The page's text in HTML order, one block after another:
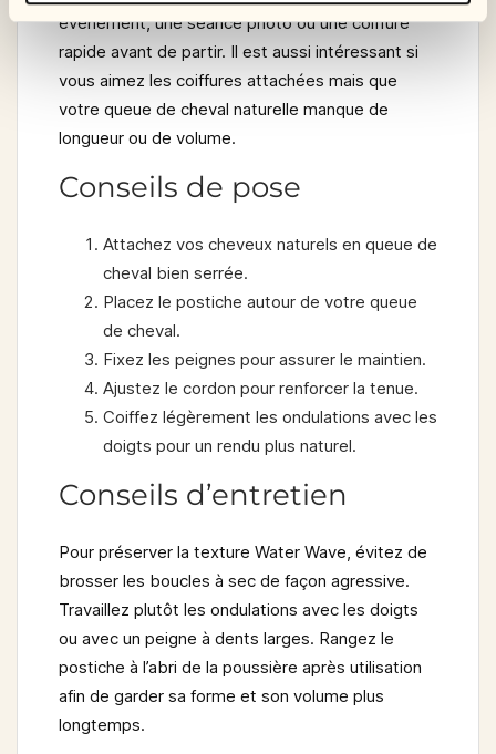
événement, une séance photo ou une coiffure
rapide avant de partir. Il est aussi intéressant si
vous aimez les coiffures attachées mais que
votre queue de cheval naturelle manque de
longueur ou de volume.
Conseils de pose
Attachez vos cheveux naturels en queue de
cheval bien serrée.
Placez le postiche autour de votre queue
de cheval.
Fixez les peignes pour assurer le maintien.
Ajustez le cordon pour renforcer la tenue.
Coiffez légèrement les ondulations avec les
doigts pour un rendu plus naturel.
Conseils d’entretien
Pour préserver la texture Water Wave, évitez de
brosser les boucles à sec de façon agressive.
Travaillez plutôt les ondulations avec les doigts
ou avec un peigne à dents larges. Rangez le
postiche à l’abri de la poussière après utilisation
afin de garder sa forme et son volume plus
longtemps.